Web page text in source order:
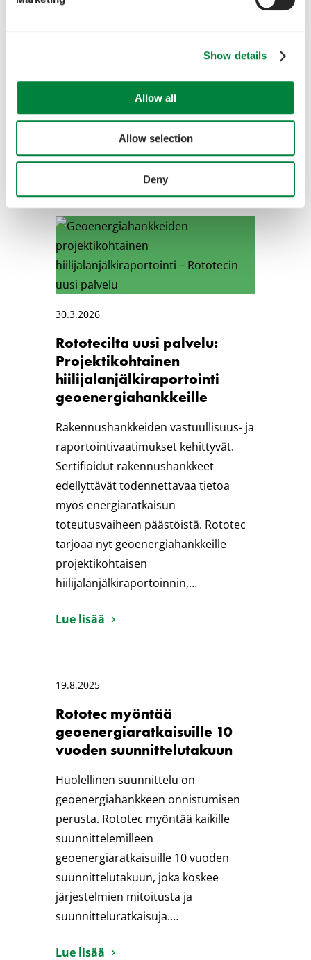
Show details
Allow all
Allow selection
Deny
30.3.2026
Rototecilta uusi palvelu:
Projektikohtainen
hiilijalanjälkiraportointi
geoenergiahankkeille
Rakennushankkeiden vastuullisuus- ja
raportointivaatimukset kehittyvät.
Sertifioidut rakennushankkeet
edellyttävät todennettavaa tietoa
myös energiaratkaisun
toteutusvaiheen päästöistä. Rototec
tarjoaa nyt geoenergiahankkeille
projektikohtaisen
hiilijalanjälkiraportoinnin,…
Lue lisää
19.8.2025
Rototec myöntää
geoenergiaratkaisuille 10
vuoden suunnittelutakuun
Huolellinen suunnittelu on
geoenergiahankkeen onnistumisen
perusta. Rototec myöntää kaikille
suunnittelemilleen
geoenergiaratkaisuille 10 vuoden
suunnittelutakuun, joka koskee
järjestelmien mitoitusta ja
suunnitteluratkaisuja.…
Lue lisää